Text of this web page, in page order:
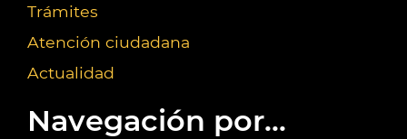
Trámites
Atención ciudadana
Actualidad
Navegación por...